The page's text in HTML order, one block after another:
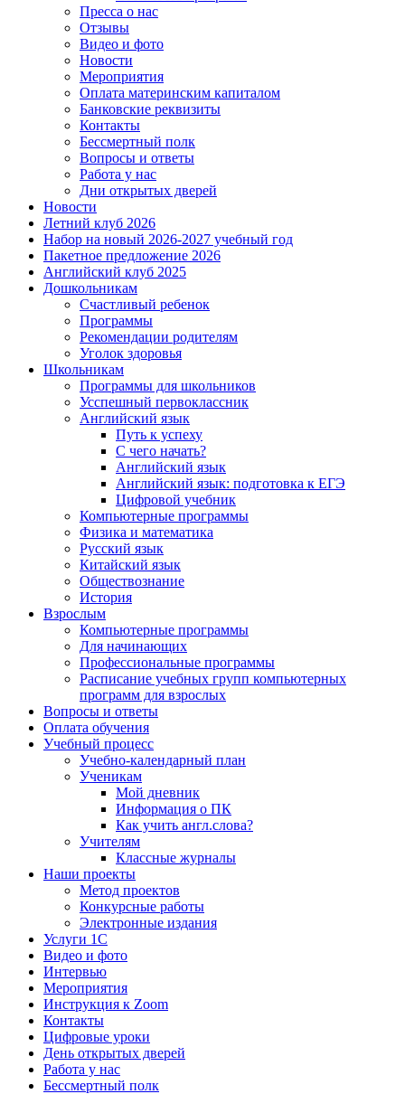
Пресса о нас
Отзывы
Видео и фото
Новости
Мероприятия
Оплата материнским капиталом
Банковские реквизиты
Контакты
Бессмертный полк
Вопросы и ответы
Работа у нас
Дни открытых дверей
Новости
Летний клуб 2026
Набор на новый 2026-2027 учебный год
Пакетное предложение 2026
Английский клуб 2025
Дошкольникам
Счастливый ребенок
Программы
Рекомендации родителям
Уголок здоровья
Школьникам
Программы для школьников
Усспешный первоклассник
Английский язык
Путь к успеху
С чего начать?
Английский язык
Английский язык: подготовка к ЕГЭ
Цифровой учебник
Компьютерные программы
Физика и математика
Русский язык
Китайский язык
Обществознание
История
Взрослым
Компьютерные программы
Для начинающих
Профессиональные программы
Расписание учебных групп компьютерных
программ для взрослых
Вопросы и ответы
Оплата обучения
Учебный процесс
Учебно-календарный план
Ученикам
Мой дневник
Информация о ПК
Как учить англ.слова?
Учителям
Классные журналы
Наши проекты
Метод проектов
Конкурсные работы
Электронные издания
Услуги 1C
Видео и фото
Интервью
Мероприятия
Инструкция к Zoom
Контакты
Цифровые уроки
День открытых дверей
Работа у нас
Бессмертный полк